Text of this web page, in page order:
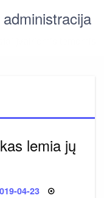
lemia jų
04-23